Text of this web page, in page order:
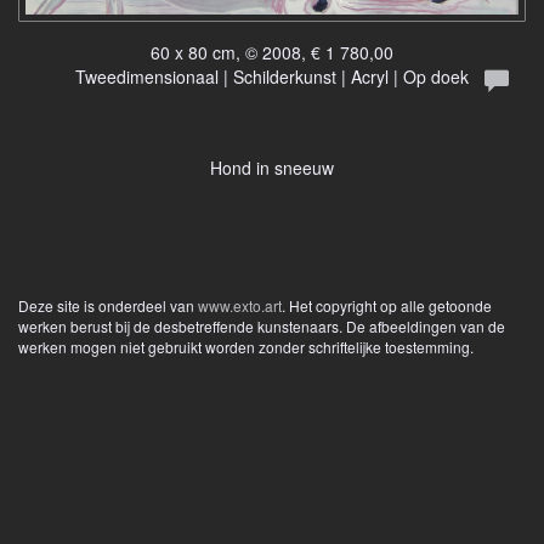
60 x 80 cm, © 2008, € 1 780,00
Tweedimensionaal | Schilderkunst | Acryl | Op doek
Hond in sneeuw
Deze site is onderdeel van www.exto.art. Het copyright op alle getoonde
werken berust bij de desbetreffende kunstenaars. De afbeeldingen van de
werken mogen niet gebruikt worden zonder schriftelijke toestemming.